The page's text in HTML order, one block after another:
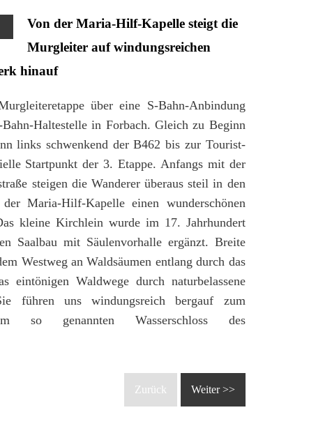
Von der Maria-Hilf-Kapelle steigt die
Murgleiter auf windungsreichen
hinauf
über eine S-Bahn-Anbindung
Haltestelle in Forbach. Gleich zu Beginn
links schwenkend der B462 bis zur Tourist-
Startpunkt der 3. Etappe. Anfangs mit der
steigen die Wanderer überaus steil in den
Maria-Hilf-Kapelle einen wunderschönen
kleine Kirchlein wurde im 17. Jahrhundert
Saalbau mit Säulenvorhalle ergänzt. Breite
Westweg an Waldsäumen entlang durch das
eintönigen Waldwege durch naturbelassene
führen uns windungsreich bergauf zum
so genannten Wasserschloss des
Zurück Weiter >>